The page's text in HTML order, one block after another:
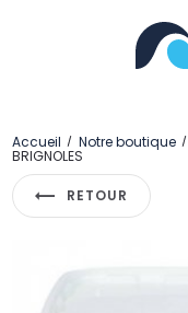
Accueil Notre boutique
BRIGNOLES
RETOUR